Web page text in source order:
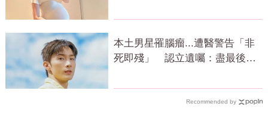
本土男星罹腦瘤...遭醫警告「非
死即殘」 認立遺囑：盡最後心
Recommended by